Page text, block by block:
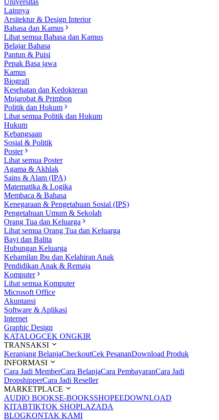
Universitas
Lainnya
Arsitektur & Design Interior
Bahasa dan Kamus
Lihat semua Bahasa dan Kamus
Belajar Bahasa
Pantun & Puisi
Pepak Basa jawa
Kamus
Biografi
Kesehatan dan Kedokteran
Mujarobat & Primbon
Politik dan Hukum
Lihat semua Politik dan Hukum
Hukum
Kebangsaan
Sosial & Politik
Poster
Lihat semua Poster
Agama & Akhlak
Sains & Alam (IPA)
Matematika & Logika
Membaca & Bahasa
Kenegaraan & Pengetahuan Sosial (IPS)
Pengetahuan Umum & Sekolah
Orang Tua dan Keluarga
Lihat semua Orang Tua dan Keluarga
Bayi dan Balita
Hubungan Keluarga
Kehamilan Ibu dan Kelahiran Anak
Pendidikan Anak & Remaja
Komputer
Lihat semua Komputer
Microsoft Office
Akuntansi
Software & Aplikasi
Internet
Graphic Design
KATALOGCEK ONGKIR
TRANSAKSI
Keranjang BelanjaCheckoutCek PesananDownload Produk
INFORMASI
Cara Jadi MemberCara BelanjaCara PembayaranCara Jadi
DropshipperCara Jadi Reseller
MARKETPLACE
AUDIO BOOKSE-BOOKSSHOPEEDOWNLOAD
KITABTIKTOK SHOPLAZADA
BLOGKONTAK KAMI